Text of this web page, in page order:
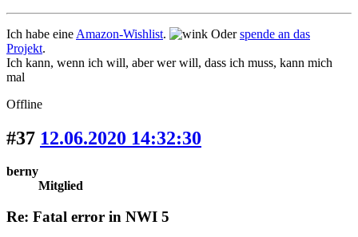
Ich habe eine Amazon-Wishlist. Oderspende an das
Projekt.
Ich kann, wenn ich will, aber wer will, dass ich muss, kann mich
mal
Offline
#37 12.06.2020 14:32:30
berny
Mitglied
Re: Fatal error in NWI 5